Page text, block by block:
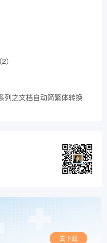
）
列之文档自动简繁体转换
去下载